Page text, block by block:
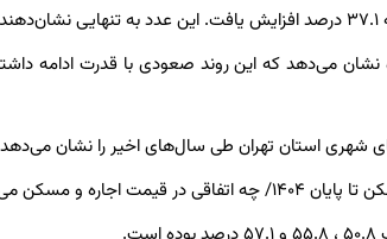
شده نشان می‌دهد که این روند صعودی با قدرت
شهری استان تهران طی سال‌های اخیر را نشان